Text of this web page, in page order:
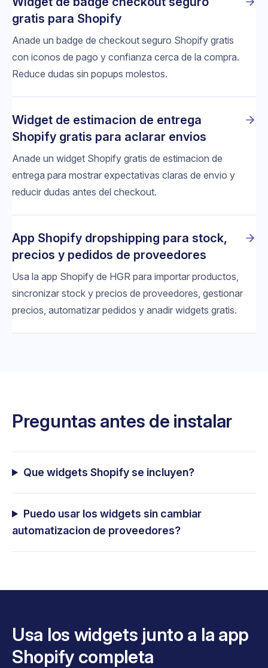
gratis para Shopify
Anade un badge de checkout seguro Shopify gratis
con iconos de pago y confianza cerca de la compra.
Reduce dudas sin popups molestos.
Widget de estimacion de entrega
Shopify gratis para aclarar envios
Anade un widget Shopify gratis de estimacion de
entrega para mostrar expectativas claras de envio y
reducir dudas antes del checkout.
App Shopify dropshipping para stock,
precios y pedidos de proveedores
Usa la app Shopify de HGR para importar productos,
sincronizar stock y precios de proveedores, gestionar
precios, automatizar pedidos y anadir widgets gratis.
Preguntas antes de instalar
Que widgets Shopify se incluyen?
Puedo usar los widgets sin cambiar
automatizacion de proveedores?
Usa los widgets junto a la app
Shopify completa